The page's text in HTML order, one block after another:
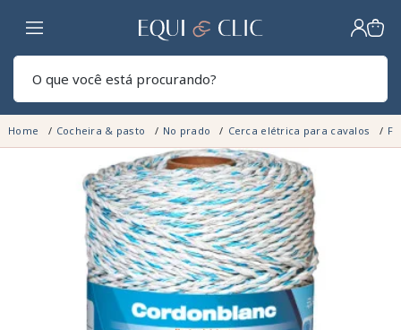
Lar
Home Cocheira & pasto No prado Cerca elétrica para cavalos